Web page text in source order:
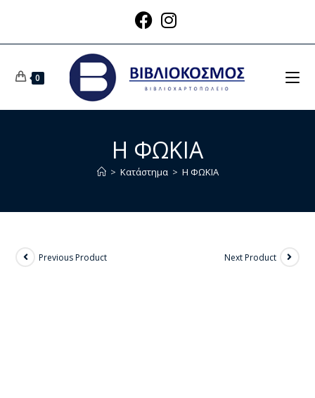
0
Η ΦΩΚΙΑ
> Κατάστημα > Η ΦΩΚΙΑ
Previous Product Next Product